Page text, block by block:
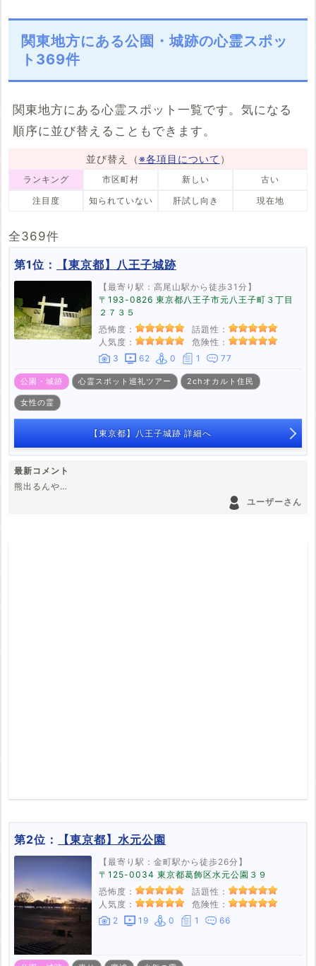
102件 9件 17件 98件
2件 6件 2件 3件
心霊スポット巡
礼ツアー
2件
足音
15件 59件
ラップ音
4件
人影
25件
心霊写真
30件 9件
関東地方にある公園・城跡の心霊スポッ
ト369件
関東地方にある心霊スポット一覧です。気になる
順序に並び替えることもできます。
並び替え（※各項目について ）
ランキング 市区町村 新しい
古い
注目度
知られていない 肝試し向き 現在地
全369件
第1位：
【東京都】八王子城跡
【最寄り駅：高尾山駅から徒歩31分】
〒193-0826 東京都八王子市元八王子町３丁目
２７３５
恐怖度：
話題性：
人気度：
危険性：
3
62 0 1 77
公園・城跡 心霊スポット巡礼ツアー 2chオカルト住民
女性の霊
【東京都】八王子城跡 詳細へ
最新コメント
熊出るんや…
ユーザーさん
第2位： 【東京都】水元公園
【最寄り駅：金町駅から徒歩26分】
〒125-0034 東京都葛飾区水元公園３９
恐怖度：
話題性：
人気度：
危険性：
2
19 0 1 66